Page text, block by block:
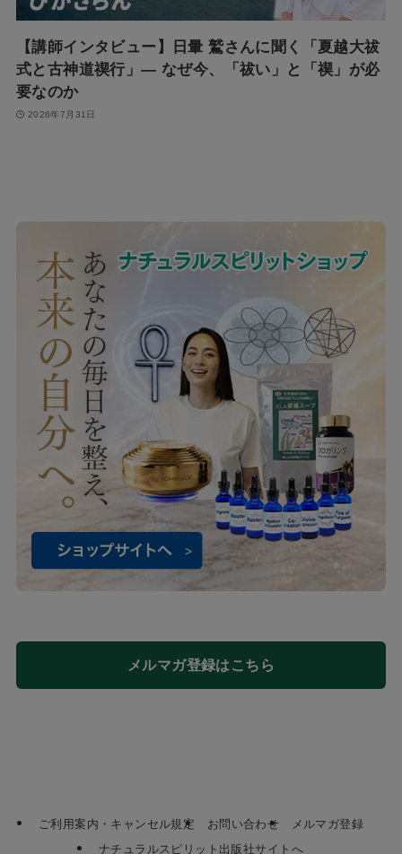
【講師インタビュー】日暈 鷲さんに聞く「夏越大祓
式と古神道禊行」— なぜ今、「祓い」と「禊」が必
要なのか
2026年7月31日
メルマガ登録はこちら
ご利用案内・キャンセル規定 お問い合わせ
メルマガ登録
ナチュラルスピリット出版社サイトへ